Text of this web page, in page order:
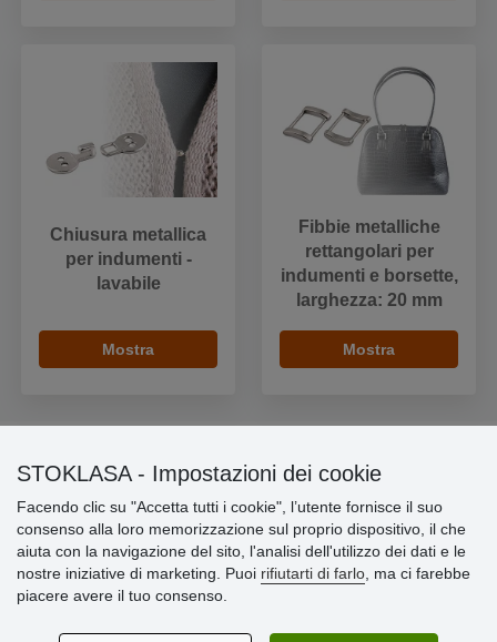
Chiusura metallica
per indumenti -
lavabile
Mostra
Fibbie metalliche
rettangolari per
indumenti e borsette,
larghezza: 20 mm
Mostra
» Impostazioni dei cookie
» Termini & Condizioni
» Informativa sulla Privacy
» Consegna e pagamento
STOKLASA - Impostazioni dei cookie
Facendo clic su "Accetta tutti i cookie", l’utente fornisce il suo
consenso alla loro memorizzazione sul proprio dispositivo, il che
aiuta con la navigazione del sito, l'analisi dell'utilizzo dei dati e le
nostre iniziative di marketing. Puoi rifiutarti di farlo , ma ci farebbe
piacere avere il tuo consenso.